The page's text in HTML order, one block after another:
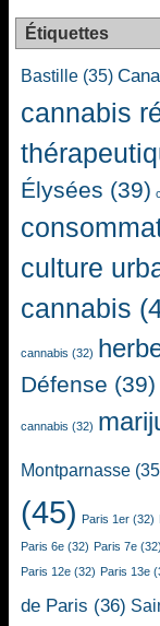
Étiquettes
Bastille (35)
cannabis
Élysées (39)
culture
cannabis
cannabis (32)
Défense (39)
cannabis (32)
Montparnasse
(45) Paris 1er (32)
Paris 6e (32) Paris 7e (32)
Paris 12e (32) Paris 13e
de Paris (36)